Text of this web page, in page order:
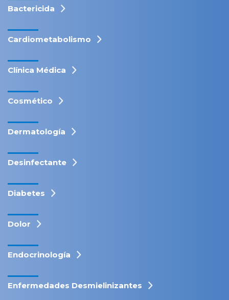
Bactericida
Cardiometabolismo
Clínica Médica
Cosmético
Dermatología
Desinfectante
Diabetes
Dolor
Endocrinología
Enfermedades Desmielinizantes